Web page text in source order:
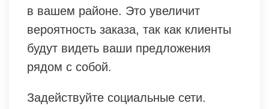
в вашем районе. Это увеличит
вероятность заказа, так как клиенты
будут видеть ваши предложения
рядом с собой.
Задействуйте социальные сети.